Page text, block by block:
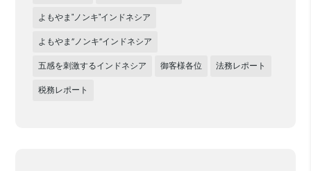
よもやま"ノンキ"インドネシア
よもやま”ノンキ”インドネシア
五感を刺激するインドネシア 御客様各位 法務レポート
税務レポート